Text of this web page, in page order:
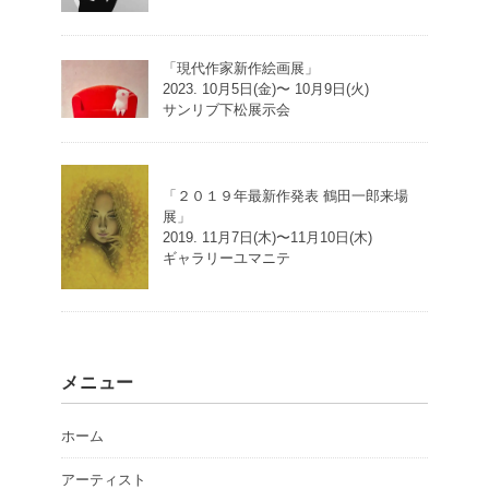
「現代作家新作絵画展」
2023. 10月5日(金)〜 10月9日(火)
サンリブ下松展示会
「２０１９年最新作発表 鶴田一郎来場
展」
2019. 11月7日(木)〜11月10日(木)
ギャラリーユマニテ
メニュー
ホーム
アーティスト